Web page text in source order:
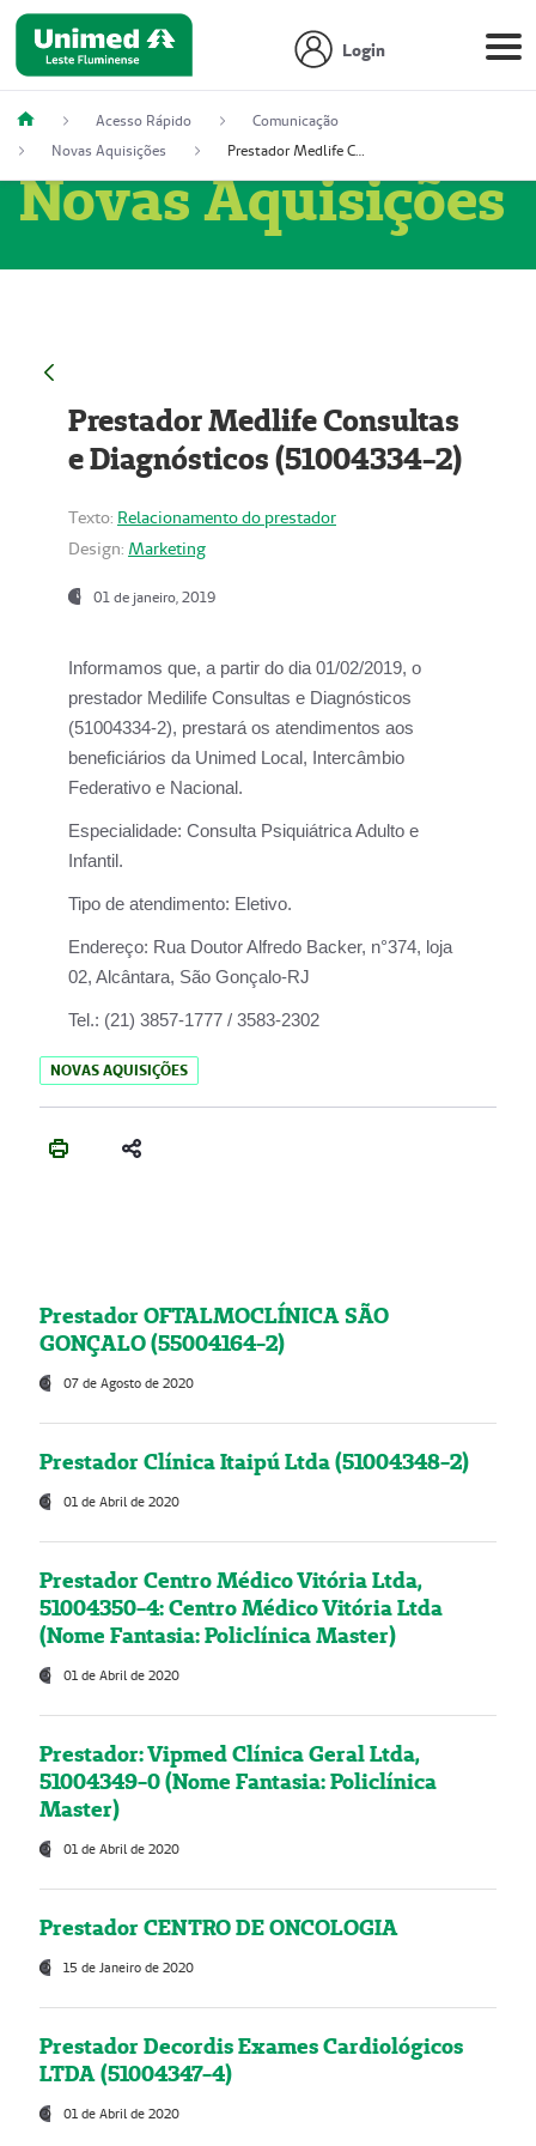
Login
Acesso Rápido
Comunicação
Novas Aquisições
Prestador Medlife Consultas e Diagnósticos (51004334-2)
Novas Aquisições
Prestador Medlife Consultas
e Diagnósticos (51004334-2)
Texto: Relacionamento do prestador
Design: Marketing
01 de janeiro, 2019
Informamos que, a partir do dia 01/02/2019, o
prestador Medilife Consultas e Diagnósticos
(51004334-2), prestará os atendimentos aos
beneficiários da Unimed Local, Intercâmbio
Federativo e Nacional.
Especialidade: Consulta Psiquiátrica Adulto e
Infantil.
Tipo de atendimento: Eletivo.
Endereço: Rua Doutor Alfredo Backer, n°374, loja
02, Alcântara, São Gonçalo-RJ
Tel.: (21) 3857-1777 / 3583-2302
NOVAS AQUISIÇÕES
Prestador OFTALMOCLÍNICA SÃO
GONÇALO (55004164-2)
07 de Agosto de 2020
Prestador Clínica Itaipú Ltda (51004348-2)
01 de Abril de 2020
Prestador Centro Médico Vitória Ltda,
51004350-4: Centro Médico Vitória Ltda
(Nome Fantasia: Policlínica Master)
01 de Abril de 2020
Prestador: Vipmed Clínica Geral Ltda,
51004349-0 (Nome Fantasia: Policlínica
Master)
01 de Abril de 2020
Prestador CENTRO DE ONCOLOGIA
15 de Janeiro de 2020
Prestador Decordis Exames Cardiológicos
LTDA (51004347-4)
01 de Abril de 2020